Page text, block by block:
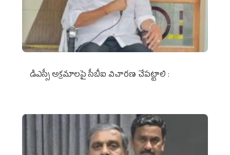
డిఎస్సీ అక్రమాలపై సీబీఐ విచారణ చేపట్టాలి :